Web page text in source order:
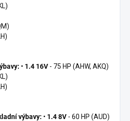
• 1.4 16V - 75 HP (AHW, AKQ)
výbavy: • 1.4 8V - 60 HP (AUD)